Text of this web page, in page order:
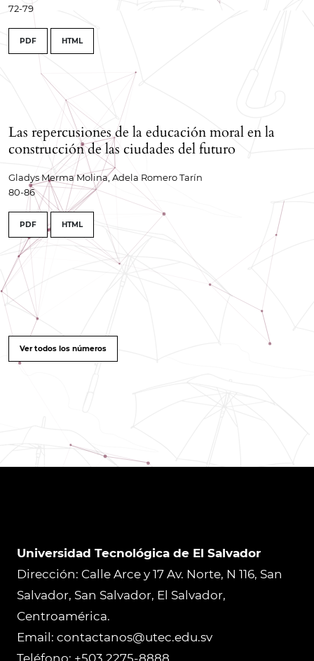
72-79
PDF HTML
Las repercusiones de la educación moral en la
construcción de las ciudades del futuro
Gladys Merma Molina, Adela Romero Tarín
80-86
PDF HTML
Ver todos los números
Universidad Tecnológica de El Salvador
Dirección: Calle Arce y 17 Av. Norte, N 116, San
Salvador, San Salvador, El Salvador,
Centroamérica.
Email: contactanos@utec.edu.sv
Teléfono: +503 2275-8888